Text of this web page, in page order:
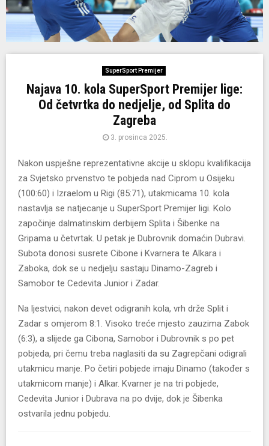
SuperSport Premijer
Najava 10. kola SuperSport Premijer lige:
Od četvrtka do nedjelje, od Splita do
Zagreba
3. prosinca 2025.
Nakon uspješne reprezentativne akcije u sklopu kvalifikacija
za Svjetsko prvenstvo te pobjeda nad Ciprom u Osijeku
(100:60) i Izraelom u Rigi (85:71), utakmicama 10. kola
nastavlja se natjecanje u SuperSport Premijer ligi. Kolo
započinje dalmatinskim derbijem Splita i Šibenke na
Gripama u četvrtak. U petak je Dubrovnik domaćin Dubravi.
Subota donosi susrete Cibone i Kvarnera te Alkara i
Zaboka, dok se u nedjelju sastaju Dinamo-Zagreb i
Samobor te Cedevita Junior i Zadar.
Na ljestvici, nakon devet odigranih kola, vrh drže Split i
Zadar s omjerom 8:1. Visoko treće mjesto zauzima Zabok
(6:3), a slijede ga Cibona, Samobor i Dubrovnik s po pet
pobjeda, pri čemu treba naglasiti da su Zagrepčani odigrali
utakmicu manje. Po četiri pobjede imaju Dinamo (također s
utakmicom manje) i Alkar. Kvarner je na tri pobjede,
Cedevita Junior i Dubrava na po dvije, dok je Šibenka
ostvarila jednu pobjedu.